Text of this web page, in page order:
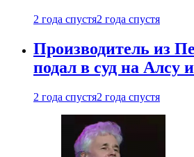
2 года спустя2 года спустя
Производитель из
подал в суд на Алсу
2 года спустя2 года спустя